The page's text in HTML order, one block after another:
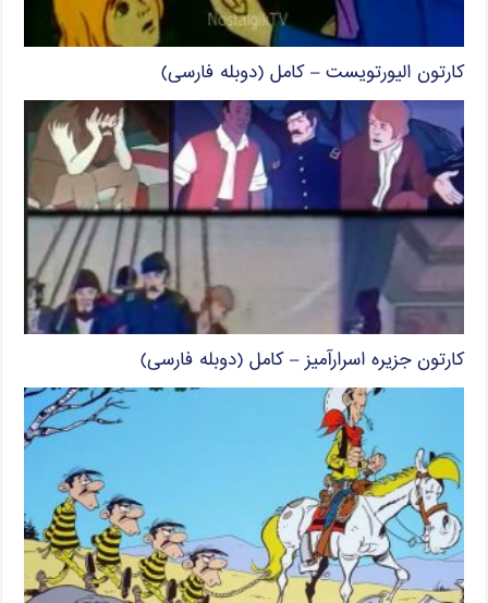
کارتون الیورتویست – کامل (دوبله فارسی)
کارتون جزیره اسرارآمیز – کامل (دوبله فارسی)